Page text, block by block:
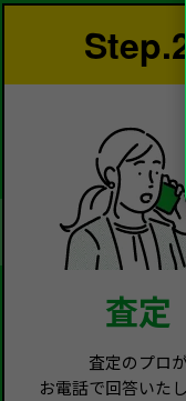
査定
査定のプロ
お電話で回答いた